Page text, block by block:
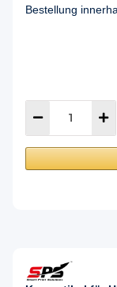
Bestellung